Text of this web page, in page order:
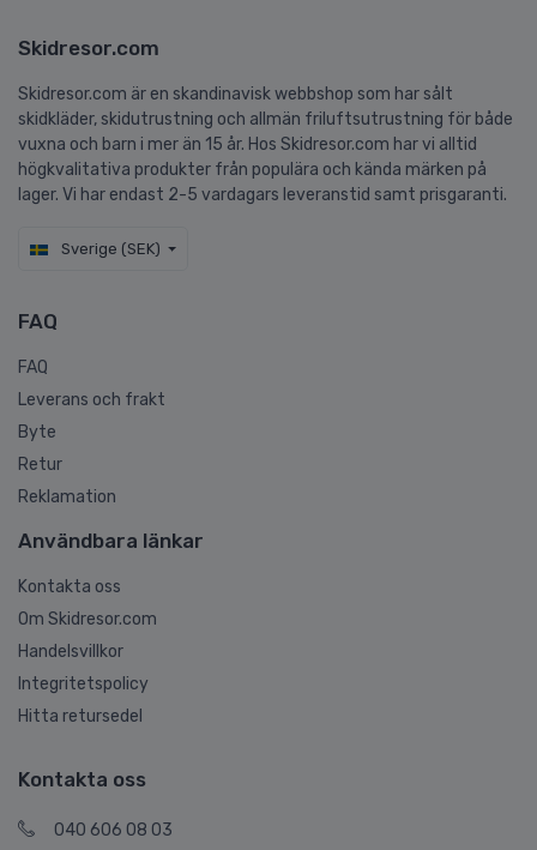
Skidresor.com
Skidresor.com är en skandinavisk webbshop som har sålt
skidkläder, skidutrustning och allmän friluftsutrustning för både
vuxna och barn i mer än 15 år. Hos Skidresor.com har vi alltid
högkvalitativa produkter från populära och kända märken på
lager. Vi har endast 2-5 vardagars leveranstid samt prisgaranti.
Sverige (SEK)
FAQ
FAQ
Leverans och frakt
Byte
Retur
Reklamation
Användbara länkar
Kontakta oss
Om Skidresor.com
Handelsvillkor
Integritetspolicy
Hitta retursedel
Kontakta oss
040 606 08 03